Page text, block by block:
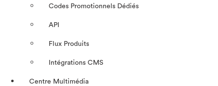
Codes Promotionnels Dédiés
API
Flux Produits
Intégrations CMS
Centre Multimédia